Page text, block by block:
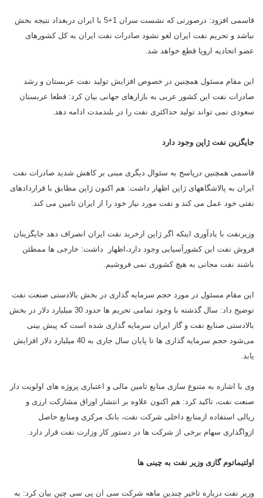
قاسمی افزود: درصورتی که نشست سران 1+5 با ایران دربغداد نتیجه بخش
نباشد و تحریم نفت ایران لغو نشود صادرات نفت ایران به کل کشورهای
عضو اتحادیه اروپا قطع خواهد شد.
این مقام مسئول همچنین در خصوص افزایش تولید نفت عربستان و رشد
صادرات نفت این کشور عربی به بازارهای جهانی بیان کرد: قطعا عربستان
سعودی نمی تواند تولید حداکثری نفت را در بلندمدت ادامه دهد.
جایگزین نفت ژاپن وجود دارد
قاسمی همچنین درپاسخ به سئوال دیگری مبنی بر کاهش شدید صادرات نفت
ایران به پالاشگاههای ژاپن اظهار داشت: هم اکنون ژاپن مطابق با قراردادهای
نفتی خود عمل می کند و نفت مورد نیاز خود را از ایران تامین می کند.
وزیرنفت با یادآوری اینکه اگر ژاپن ازخرید نفت ایران انصراف دهد جایگزینان
فروش نفت این کشورآسیایی وجود دارد،اظهار داشت: خارجی ها ممطئن
باشند نفت مجانی به هیچ کشوری نمی فروشیم.
این مقام مسئول در مورد حجم سرمایه گذاری در بخش بالادستی صنعت نفت
توضیح داد: سال گذشته با وجود تمامی تحریم ها حدود 30 میلیارد دلار در بخش
بالادستی صنایع نفت و گاز ایران سرمایه گذاری شده است که پیش بینی
می‌شود حجم سرمایه گذاری ها تا پایان سال جاری به 40 میلیارد دلار افزایش
یابد.
وی با اشاره به متنوع سازی منابع تامین مالی و اعتباری پروژه های اولویت دار
صنعت نفت، تاکید کرد: هم اکنون علاوه بر انتشار اوراق مشارکت ارزی و
ریالی استفاده ازمنابع داخلی شرکت نفت، بانک مرکزی ومنابع حاصل
ازواگذاری سهام برخی از شرکت ها در دستور کار وزارت نفت قرار دارد.
اولتیماتوم گازی وزیر نفت به چینی ها
وزیر نفت درباره تاخیر چندین ماهه شرکت سی ان پی سی چین بیان کرد: به